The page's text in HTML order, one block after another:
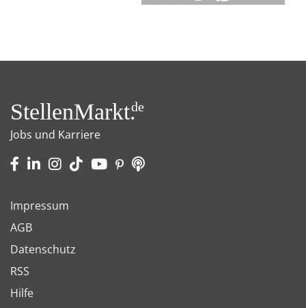
StellenMarkt.de
Jobs und Karriere
Impressum
AGB
Datenschutz
RSS
Hilfe